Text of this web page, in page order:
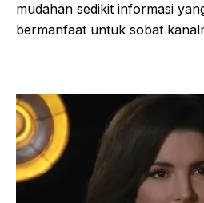
mudahan sedikit informasi
bermanfaat untuk sobat